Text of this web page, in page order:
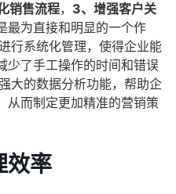
销售流程， 3、增强客户关
最为直接和明显的一个作
行系统化管理，使得企业能
少了手工操作的时间和错误
大的数据分析功能，帮助企
从而制定更加精准的营销策
效率